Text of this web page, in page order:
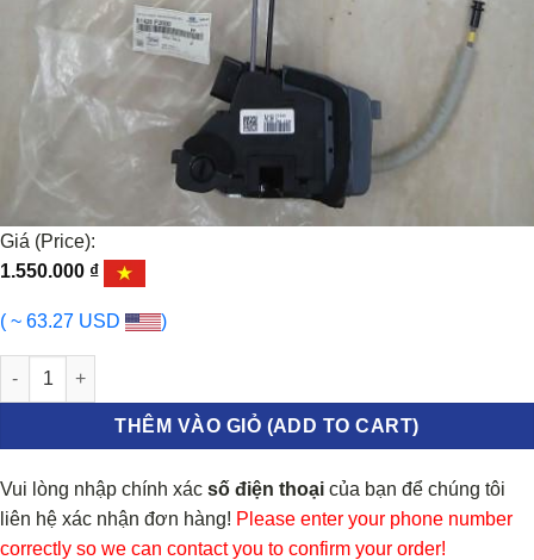
Giá (Price):
1.550.000 ₫
( ~ 63.27 USD )
CƠ CẤU KHÓA CỬA HYUNDAI ELANTRA 2016-2020 |
THÊM VÀO GIỎ (ADD TO CART)
Vui lòng nhập chính xác số điện thoại của bạn để chúng tôi
liên hệ xác nhận đơn hàng! Please enter your phone number
correctly so we can contact you to confirm your order!